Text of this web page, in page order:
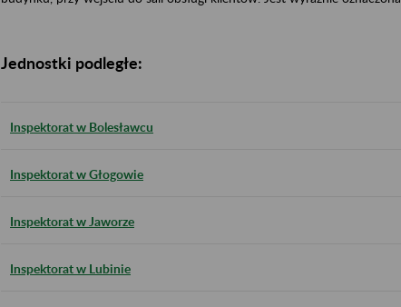
Jednostki podległe:
Inspektorat w Bolesławcu
Inspektorat w Głogowie
Inspektorat w Jaworze
Inspektorat w Lubinie